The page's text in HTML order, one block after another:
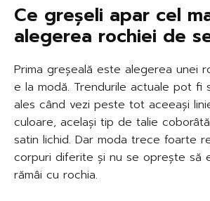
Ce greșeli apar cel
alegerea rochiei de
Prima greșeală este alegerea unei
e la modă. Trendurile actuale pot fi
ales când vezi peste tot aceeași
culoare, același tip de talie
satin lichid. Dar moda trece foarte
corpuri diferite și nu se oprește să
rămâi cu rochia.